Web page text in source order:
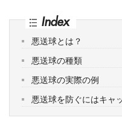
Index
悪送球とは？
悪送球の種類
悪送球の実際の例
悪送球を防ぐにはキャ